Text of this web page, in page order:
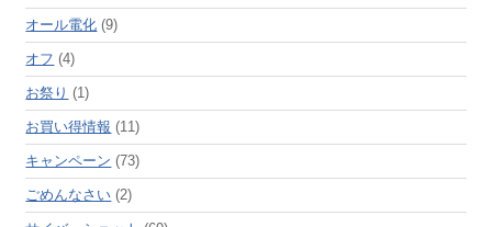
オール電化 (9)
オフ (4)
お祭り (1)
お買い得情報 (11)
キャンペーン (73)
ごめんなさい (2)